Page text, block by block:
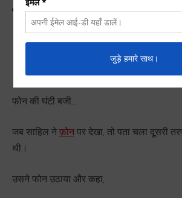
बजे (रुला देने वाली
12 AM at Night Emotional Story in
फोन की घंटी बजी…
जब साहिल ने फ़ोन पर देखा, तो पता चला दूसरी
थी।
उसने फोन उठाया और कहा,